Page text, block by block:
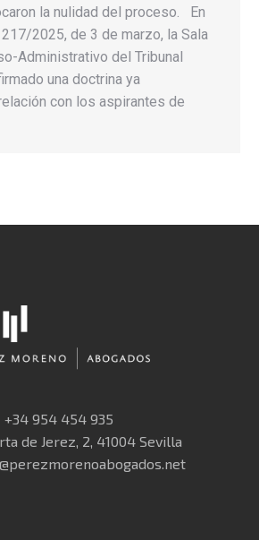
la nulidad del proceso. En
2025, de 3 de marzo, la Sala
Administrativo del Tribunal
una doctrina ya
con los aspirantes de
+34 954 454 935
de Jerez, 2, 41004 Sevilla